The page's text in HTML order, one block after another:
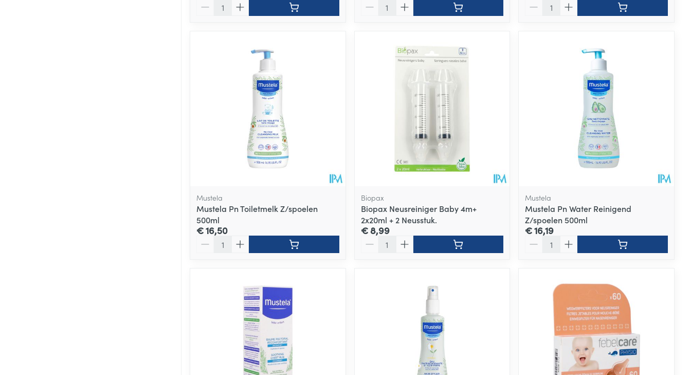
Mustela
Mustela Pn Toiletmelk Z/spoelen
500ml
€ 16,50
Biopax
Biopax Neusreiniger Baby 4m+
2x20ml + 2 Neusstuk.
€ 8,99
Mustela
Mustela Pn Water Reinigend
Z/spoelen 500ml
€ 16,19